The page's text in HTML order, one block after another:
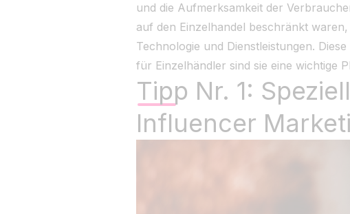
und die Aufmerksamkeit der
auf den Einzelhandel beschränkt
Technologie und Dienstleistungen.
für Einzelhändler sind sie eine wichtige
Tipp Nr. 1:
Influencer